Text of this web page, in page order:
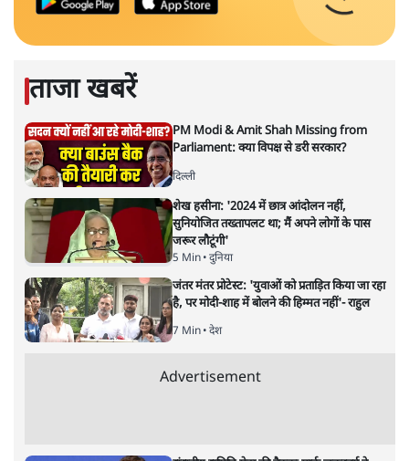
ताजा खबरें
PM Modi & Amit Shah Missing from
Parliament: क्या विपक्ष से डरी सरकार?
दिल्ली
शेख हसीना: '2024 में छात्र आंदोलन नहीं,
सुनियोजित तख्तापलट था; मैं अपने लोगों के पास
जरूर लौटूंगी'
5 Min• दुनिया
जंतर मंतर प्रोटेस्ट: 'युवाओं को प्रताड़ित किया जा रहा
है, पर मोदी-शाह में बोलने की हिम्मत नहीं'- राहुल
7 Min• देश
Advertisement